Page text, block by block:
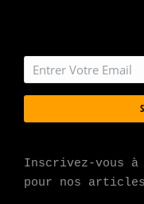
Inscrivez-vous à
pour nos articles